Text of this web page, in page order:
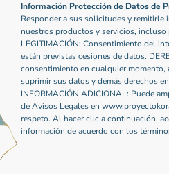
Información Protección de Datos de
Responder a sus solicitudes y remitirle
nuestros productos y servicios,
LEGITIMACIÓN: Consentimiento del
están previstas cesiones de datos.
consentimiento en cualquier momento,
suprimir sus datos y demás derechos
INFORMACIÓN ADICIONAL: Puede
de Avisos Legales en
respeto. Al hacer clic a continuación,
información de acuerdo con los